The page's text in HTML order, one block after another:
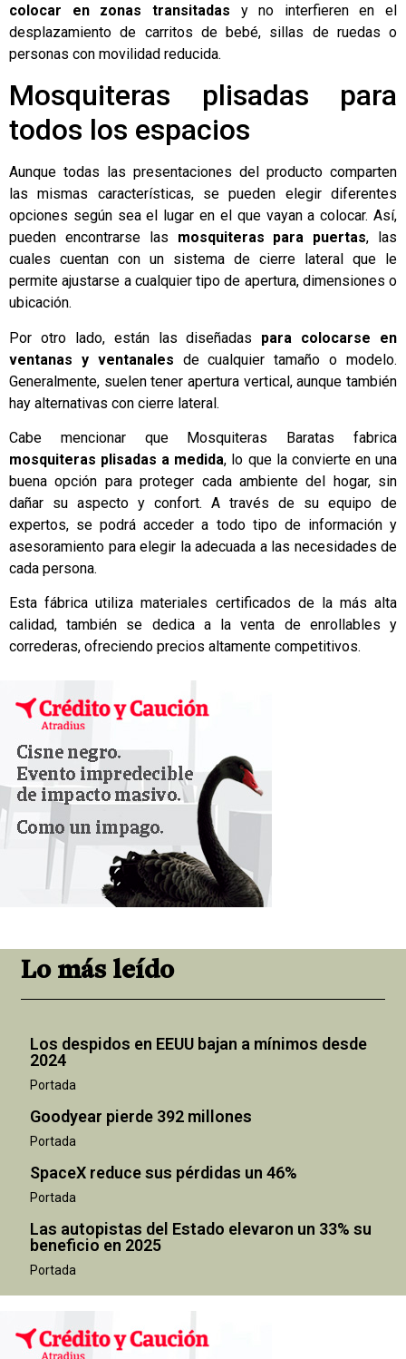
colocar en zonas transitadas y no interfieren en el
desplazamiento de carritos de bebé, sillas de ruedas o
personas con movilidad reducida.
Mosquiteras plisadas para
todos los espacios
Aunque todas las presentaciones del producto comparten
las mismas características, se pueden elegir diferentes
opciones según sea el lugar en el que vayan a colocar. Así,
pueden encontrarse las mosquiteras para puertas, las
cuales cuentan con un sistema de cierre lateral que le
permite ajustarse a cualquier tipo de apertura, dimensiones o
ubicación.
Por otro lado, están las diseñadas para colocarse en
ventanas y ventanales de cualquier tamaño o modelo.
Generalmente, suelen tener apertura vertical, aunque también
hay alternativas con cierre lateral.
Cabe mencionar que Mosquiteras Baratas fabrica
mosquiteras plisadas a medida, lo que la convierte en una
buena opción para proteger cada ambiente del hogar, sin
dañar su aspecto y confort. A través de su equipo de
expertos, se podrá acceder a todo tipo de información y
asesoramiento para elegir la adecuada a las necesidades de
cada persona.
Esta fábrica utiliza materiales certificados de la más alta
calidad, también se dedica a la venta de enrollables y
correderas, ofreciendo precios altamente competitivos.
Lo más leído
Los despidos en EEUU bajan a mínimos desde
2024
Portada
Goodyear pierde 392 millones
Portada
SpaceX reduce sus pérdidas un 46%
Portada
Las autopistas del Estado elevaron un 33% su
beneficio en 2025
Portada